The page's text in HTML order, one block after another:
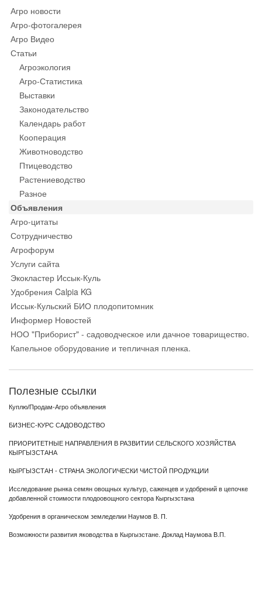
Агро новости
Агро-фотогалерея
Агро Видео
Статьи
Агроэкология
Агро-Статистика
Выставки
Законодательство
Календарь работ
Кооперация
Животноводство
Птицеводство
Растениеводство
Разное
Объявления
Агро-цитаты
Сотрудничество
Агрофорум
Услуги сайта
Экокластер Иссык-Куль
Удобрения Calpia KG
Иссык-Кульский БИО плодопитомник
Информер Новостей
НОО "Приборист" - садоводческое или дачное товарищество.
Капельное оборудование и тепличная пленка.
Полезные ссылки
Куплю/Продам-Агро объявления
БИЗНЕС-КУРС САДОВОДСТВО
ПРИОРИТЕТНЫЕ НАПРАВЛЕНИЯ В РАЗВИТИИ СЕЛЬСКОГО ХОЗЯЙСТВА
КЫРГЫЗСТАНА
КЫРГЫЗСТАН - СТРАНА ЭКОЛОГИЧЕСКИ ЧИСТОЙ ПРОДУКЦИИ
Исследование рынка семян овощных культур, саженцев и удобрений в цепочке
добавленной стоимости плодоовощного сектора Кыргызстана
Удобрения в органическом земледелии Наумов В. П.
Возможности развития яководства в Кыргызстане. Доклад Наумова В.П.